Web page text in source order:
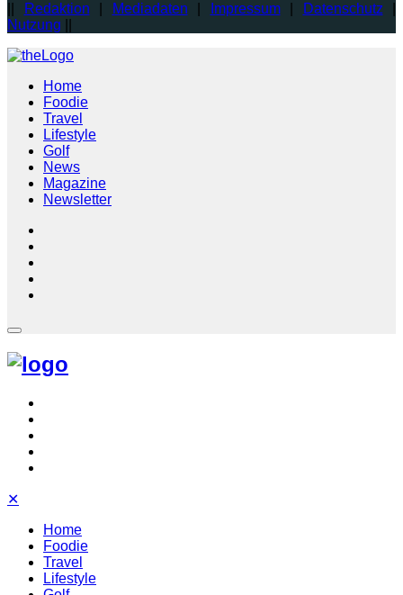
Redaktion Mediadaten Impressum| Datenschutz
Nutzung
Home
Foodie
Travel
Lifestyle
Golf
News
Magazine
Newsletter
✕
Home
Foodie
Travel
Lifestyle